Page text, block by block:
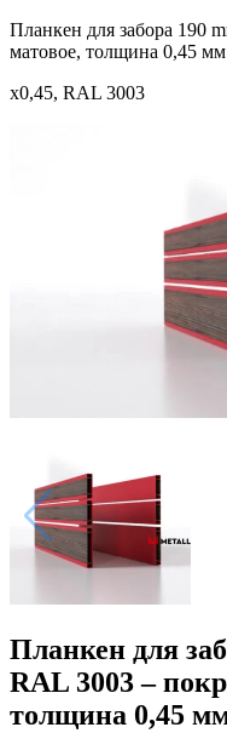
Планкен для забора 190
матовое, толщина 0,45 мм
x0,45, RAL 3003
Планкен для
RAL 3003 –
толщина 0,45